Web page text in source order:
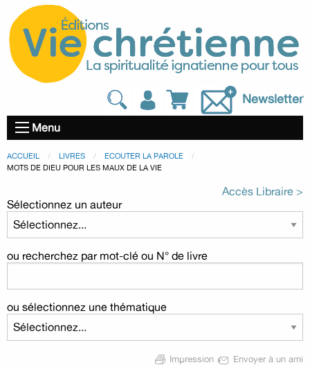
Newsletter
Menu
ACCUEIL LIVRES
ECOUTER LA PAROLE
MOTS DE DIEU POUR LES MAUX DE LA VIE
Accès Libraire >
Sélectionnez un auteur
ou recherchez par mot-clé ou N° de livre
ou sélectionnez une thématique
Impression Envoyer à un ami